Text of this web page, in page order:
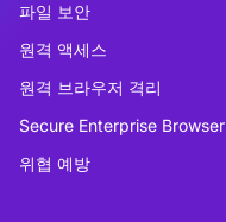
파일 보안
원격 액세스
원격 브라우저 격리
Secure Enterprise Browser
위협 예방